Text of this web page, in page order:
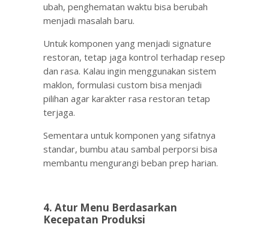
ubah, penghematan waktu bisa berubah
menjadi masalah baru.
Untuk komponen yang menjadi signature
restoran, tetap jaga kontrol terhadap resep
dan rasa. Kalau ingin menggunakan sistem
maklon, formulasi custom bisa menjadi
pilihan agar karakter rasa restoran tetap
terjaga.
Sementara untuk komponen yang sifatnya
standar, bumbu atau sambal perporsi bisa
membantu mengurangi beban prep harian.
4. Atur Menu Berdasarkan
Kecepatan Produksi